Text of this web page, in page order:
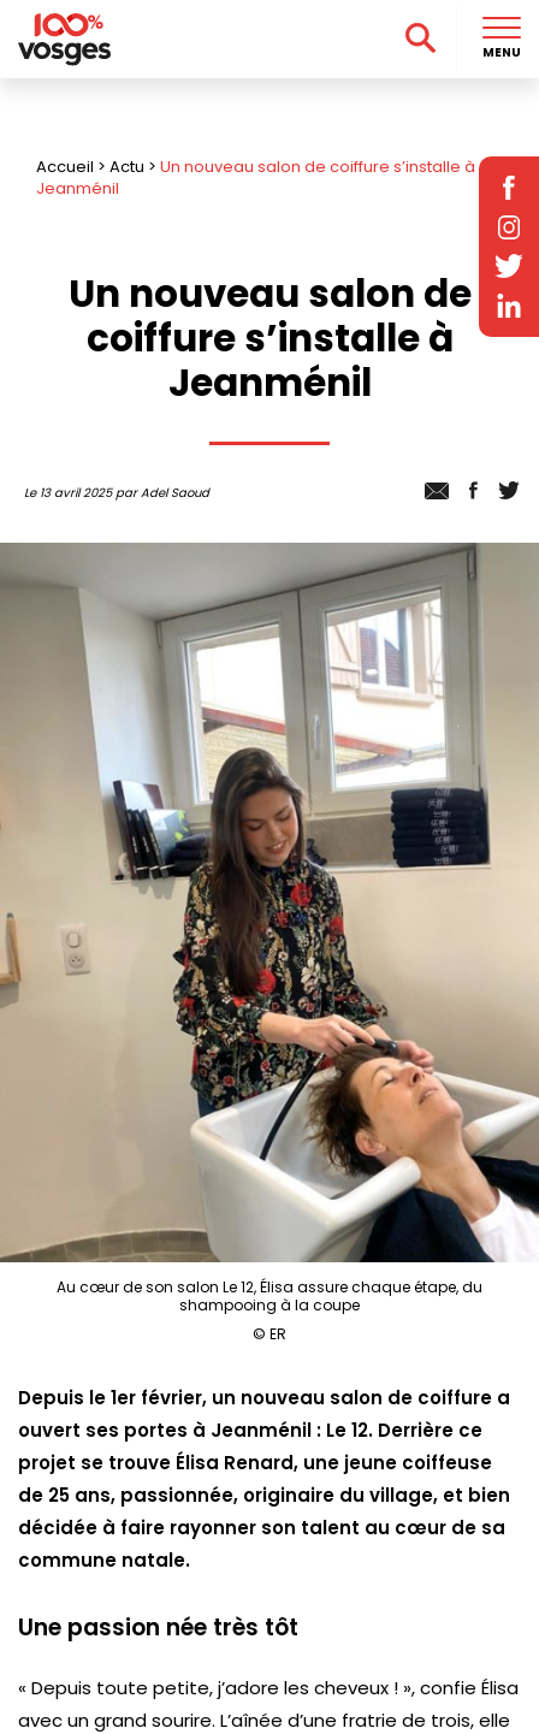
Accueil > Actu > Un nouveau salon de coiffure s’installe à
Jeanménil
Un nouveau salon de
coiffure s’installe à
Jeanménil
Le 13 avril 2025 par Adel Saoud
Au cœur de son salon Le 12, Élisa assure chaque étape, du
shampooing à la coupe
© ER
Depuis le 1er février, un nouveau salon de coiffure a
ouvert ses portes à Jeanménil : Le 12. Derrière ce
projet se trouve Élisa Renard, une jeune coiffeuse
de 25 ans, passionnée, originaire du village, et bien
décidée à faire rayonner son talent au cœur de sa
commune natale.
Une passion née très tôt
« Depuis toute petite, j’adore les cheveux ! », confie Élisa
avec un grand sourire. L’aînée d’une fratrie de trois, elle
MENU